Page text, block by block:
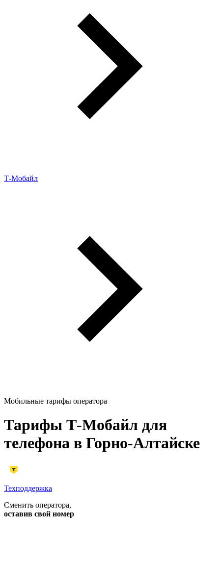
Т-Мобайл
Мобильные тарифы оператора
Тарифы Т‑Мобайл для
телефона в Горно-Алтайске
Техподдержка
Сменить оператора,
оставив свой номер